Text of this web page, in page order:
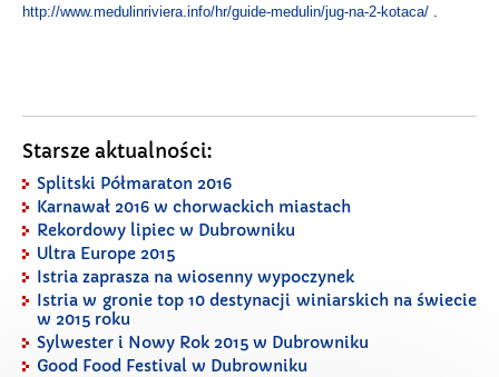
http://www.medulinriviera.info/hr/guide-medulin/jug-na-2-kotaca/ .
Starsze aktualności:
Splitski Półmaraton 2016
Karnawał 2016 w chorwackich miastach
Rekordowy lipiec w Dubrowniku
Ultra Europe 2015
Istria zaprasza na wiosenny wypoczynek
Istria w gronie top 10 destynacji winiarskich na świecie
w 2015 roku
Sylwester i Nowy Rok 2015 w Dubrowniku
Good Food Festival w Dubrowniku